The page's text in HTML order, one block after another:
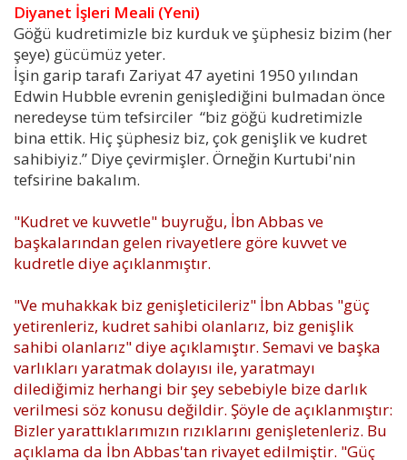
Diyanet İşleri Meali (Yeni)
Göğü kudretimizle biz kurduk ve şüphesiz bizim (her
şeye) gücümüz yeter.
İşin garip tarafı Zariyat 47 ayetini 1950 yılından
Edwin Hubble evrenin genişlediğini bulmadan önce
neredeyse tüm tefsirciler “biz göğü kudretimizle
bina ettik. Hiç şüphesiz biz, çok genişlik ve kudret
sahibiyiz.” Diye çevirmişler. Örneğin Kurtubi'nin
tefsirine bakalım.
"Kudret ve kuvvetle" buyruğu, İbn Abbas ve
başkalarından gelen rivayetlere göre kuvvet ve
kudretle diye açıklanmıştır.
"Ve muhakkak biz genişleticileriz" İbn Abbas "güç
yetirenleriz, kudret sahibi olanlarız, biz genişlik
sahibi olanlarız" diye açıklamıştır. Semavi ve başka
varlıkları yaratmak dolayısı ile, yaratmayı
dilediğimiz herhangi bir şey sebebiyle bize darlık
verilmesi söz konusu değildir. Şöyle de açıklanmıştır:
Bizler yarattıklarımızın rızıklarını genişletenleriz. Bu
açıklama da İbn Abbas'tan rivayet edilmiştir. "Güç